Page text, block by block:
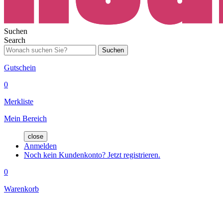
Suchen
Search
Suchen
Gutschein
0
Merkliste
Mein Bereich
close
Anmelden
Noch kein Kundenkonto? Jetzt registrieren.
0
Warenkorb